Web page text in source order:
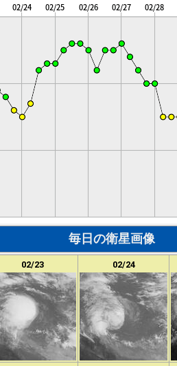
毎日の衛星画像
02/23 02/24